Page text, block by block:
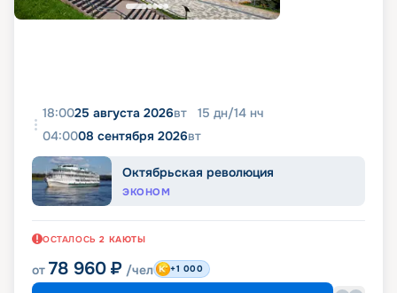
18:0025 августа 2026вт 15 дн/14 нч
04:0008 сентября 2026вт
Октябрьская революция
ЭКОНОМ
ОСТАЛОСЬ 2 КАЮТЫ
от 78 960 ₽ /чел +1 000